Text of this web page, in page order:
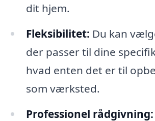
dit hjem.
Fleksibilitet: Du kan
der passer til dine
hvad enten det er til
som værksted.
Professionel rådgivning: